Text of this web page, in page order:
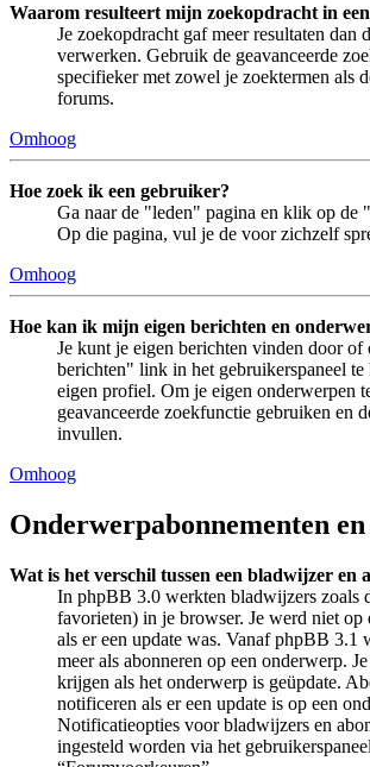
Waarom resulteert mijn zoekopdracht in
Je zoekopdracht gaf meer resultaten dan
verwerken. Gebruik de geavanceerde
specifieker met zowel je zoektermen als
forums.
Omhoog
Hoe zoek ik een gebruiker?
Ga naar de "leden" pagina en klik op de
Op die pagina, vul je de voor zichzelf
Omhoog
Hoe kan ik mijn eigen berichten en
Je kunt je eigen berichten vinden door of
berichten" link in het gebruikerspaneel
eigen profiel. Om je eigen onderwerpen
geavanceerde zoekfunctie gebruiken en
invullen.
Omhoog
Onderwerpabonnementen
Wat is het verschil tussen een bladwijzer en
In phpBB 3.0 werkten bladwijzers zoals
favorieten) in je browser. Je werd niet op
als er een update was. Vanaf phpBB 3.1
meer als abonneren op een onderwerp.
krijgen als het onderwerp is geüpdate.
notificeren als er een update is op een
Notificatieopties voor bladwijzers en
ingesteld worden via het